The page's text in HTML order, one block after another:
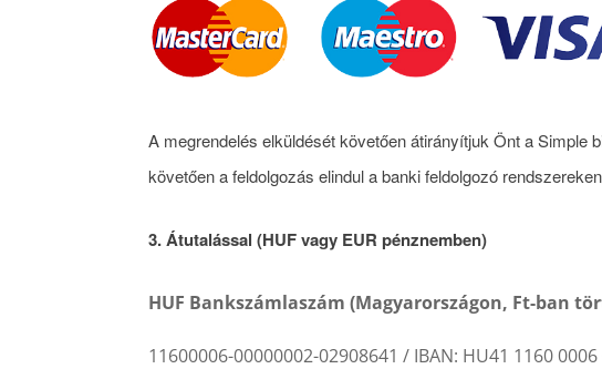
A megrendelés elküldését követően átirányítjuk Önt a Simple
követően a feldolgozás elindul a banki feldolgozó
3. Átutalással (HUF vagy EUR pénznemben)
HUF Bankszámlaszám (Magyarországon, Ft-ban
11600006-00000002-02908641 / IBAN: HU41 1160